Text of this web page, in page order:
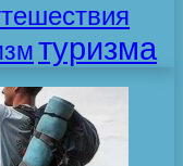
туризма